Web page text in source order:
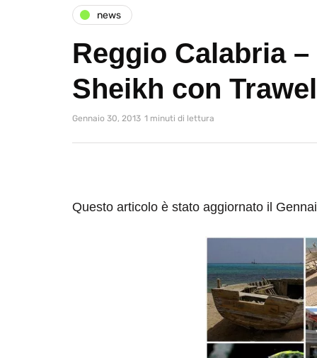
news
Reggio Calabria
Sheikh con
Gennaio 30, 2013 1 minuti di lettura
Questo articolo è stato aggiornato il